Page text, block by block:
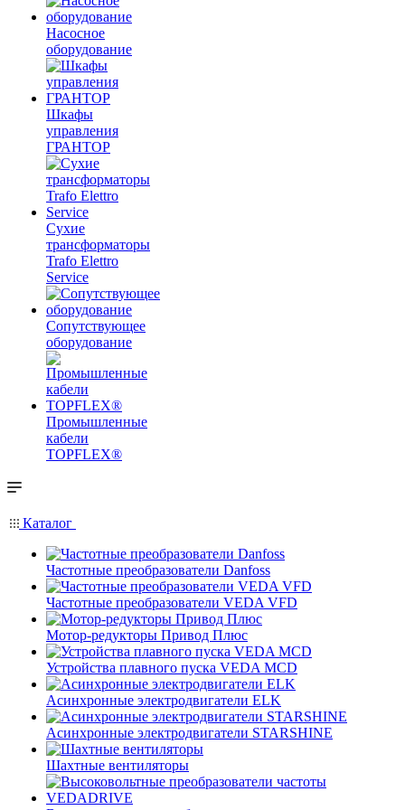
Насосное
оборудование
Шкафы
управления
ГРАНТОР
Сухие
трансформаторы
Trafo Elettro
Service
Сопутствующее
оборудование
Промышленные
кабели
TOPFLEX®
Каталог
Частотные преобразователи Danfoss
Частотные преобразователи VEDA VFD
Мотор-редукторы Привод Плюс
Устройства плавного пуска VEDA MCD
Асинхронные электродвигатели ELK
Асинхронные электродвигатели STARSHINE
Шахтные вентиляторы